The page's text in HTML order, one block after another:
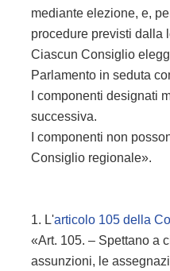
mediante elezione, e,
procedure previsti dalla
Ciascun Consiglio
Parlamento in seduta
I componenti designati
successiva.
I componenti non
Consiglio regionale».
1. L'articolo 105 della
«Art. 105. – Spettano a
assunzioni, le